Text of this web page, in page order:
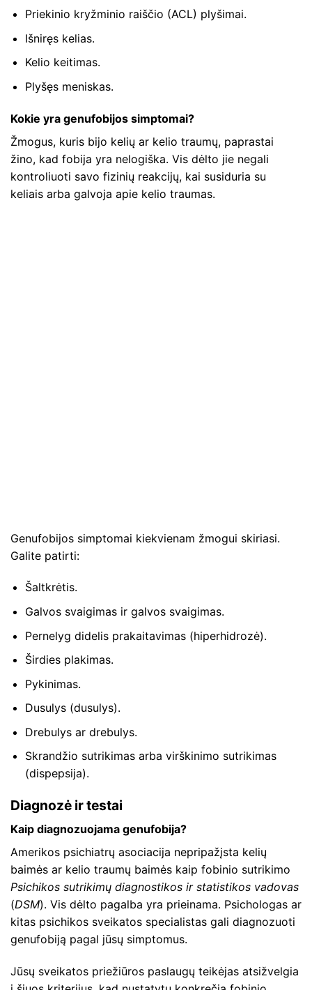
Priekinio kryžminio raiščio (ACL) plyšimai.
Išniręs kelias.
Kelio keitimas.
Plyšęs meniskas.
Kokie yra genufobijos simptomai?
Žmogus, kuris bijo kelių ar kelio traumų, paprastai
žino, kad fobija yra nelogiška. Vis dėlto jie negali
kontroliuoti savo fizinių reakcijų, kai susiduria su
keliais arba galvoja apie kelio traumas.
Genufobijos simptomai kiekvienam žmogui skiriasi.
Galite patirti:
Šaltkrėtis.
Galvos svaigimas ir galvos svaigimas.
Pernelyg didelis prakaitavimas (hiperhidrozė).
Širdies plakimas.
Pykinimas.
Dusulys (dusulys).
Drebulys ar drebulys.
Skrandžio sutrikimas arba virškinimo sutrikimas
(dispepsija).
Diagnozė ir testai
Kaip diagnozuojama genufobija?
Amerikos psichiatrų asociacija nepripažįsta kelių
baimės ar kelio traumų baimės kaip fobinio sutrikimo
Psichikos sutrikimų diagnostikos ir statistikos vadovas
(DSM). Vis dėlto pagalba yra prieinama. Psichologas ar
kitas psichikos sveikatos specialistas gali diagnozuoti
genufobiją pagal jūsų simptomus.
Jūsų sveikatos priežiūros paslaugų teikėjas atsižvelgia